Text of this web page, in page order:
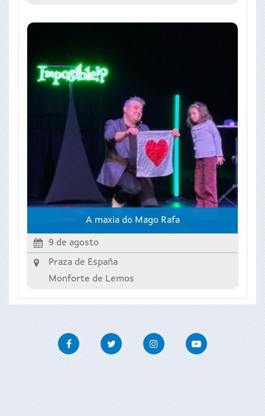
A maxia do Mago Rafa
9 de agosto
Praza de España
Monforte de Lemos
FacebookTwitter InstagramYoutube